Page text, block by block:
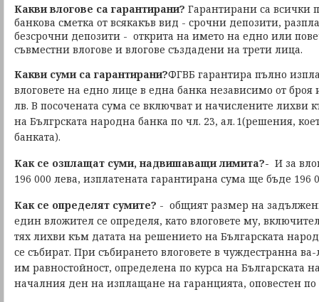
Какви влогове са гарантирани? Гарантирани са всички
банкова сметка от всякакъв вид - срочни депозити,
безсрочни депозити - открита на името на едно или
съвместни влогове и влогове създадени на трети лица.
Какви суми са гарантирани?ФГВБ гарантира пълно
влоговете на едно лице в една банка независимо от
лв. В посочената сума се включват и начислените лихви
на Бългрската народна банка по чл. 23, ал. 1(решения,
банката).
Как се озплащат суми, надвишаващи лимита?- И за
196 000 лева, изплатената гарантирана сума ще бъде 196
Как се определят сумите? - общият размер на
един вложител се определя, като влоговете му,
тях лихви към датата на решението на Българската
се събират. При събирането влоговете в чуждестранна ва-
им равностойност, определена по курса на Българската
началния ден на изплащане на гаранцията, оповестен по